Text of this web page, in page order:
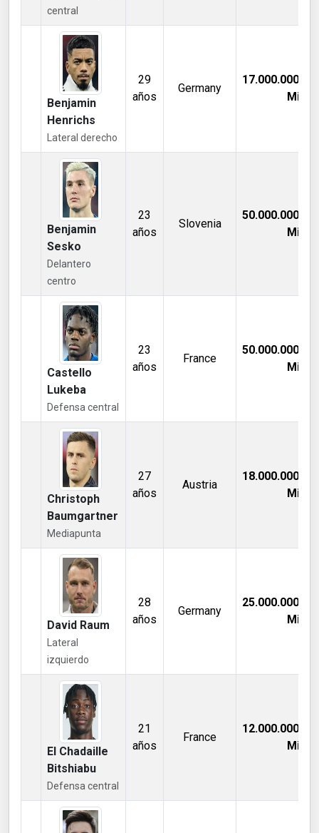
central
Benjamin
Henrichs
Lateral derecho
29
años
Germany
17.000.000,00
Mill €
Benjamin
Sesko
Delantero
centro
23
años
Slovenia
50.000.000,00
Mill €
Castello
Lukeba
Defensa central
23
años
France
50.000.000,00
Mill €
Christoph
Baumgartner
Mediapunta
27
años
Austria
18.000.000,00
Mill €
David Raum
Lateral
izquierdo
28
años
Germany
25.000.000,00
Mill €
El Chadaille
Bitshiabu
Defensa central
21
años
France
12.000.000,00
Mill €